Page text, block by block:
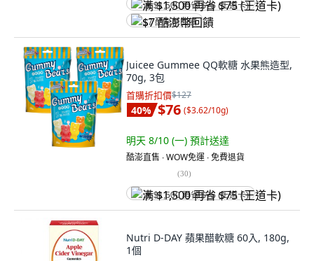
满 $1,500 再省 $75 (王道卡)
$7 酷澎幣回饋
Juicee Gummee QQ軟糖 水果熊造型,
70g, 3包
首購折扣價$127
40% $76 ($3.62/10g)
明天 8/10 (一) 預計送達
酷澎直售 ∙ WOW免運 ∙ 免費退貨
(30)
满 $1,500 再省 $75 (王道卡)
Nutri D-DAY 蘋果醋軟糖 60入, 180g,
1個